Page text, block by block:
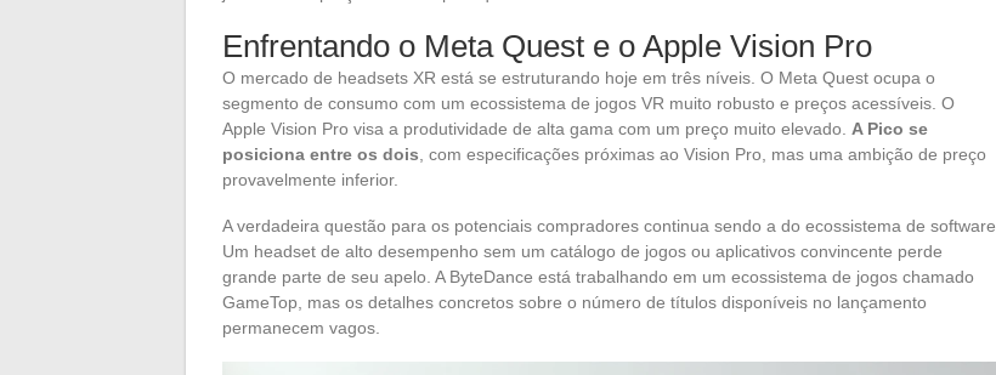
Enfrentando o Meta Quest e o Apple Vision Pro
O mercado de headsets XR está se estruturando hoje em três níveis. O Meta Quest ocupa o
segmento de consumo com um ecossistema de jogos VR muito robusto e preços acessíveis. O
Apple Vision Pro visa a produtividade de alta gama com um preço muito elevado. A Pico se
posiciona entre os dois , com especificações próximas ao Vision Pro, mas uma ambição de preço
provavelmente inferior.
A verdadeira questão para os potenciais compradores continua sendo a do ecossistema de software.
Um headset de alto desempenho sem um catálogo de jogos ou aplicativos convincente perde
grande parte de seu apelo. A ByteDance está trabalhando em um ecossistema de jogos chamado
GameTop, mas os detalhes concretos sobre o número de títulos disponíveis no lançamento
permanecem vagos.